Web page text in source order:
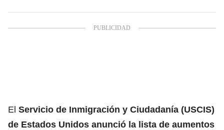
El Servicio de Inmigración y Ciudadanía (USCIS)
de Estados Unidos anunció la lista de aumentos